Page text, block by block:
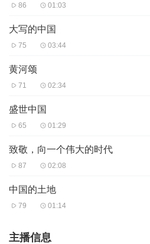
86 01:03
大写的中国
75 03:44
黄河颂
71 02:34
盛世中国
65 01:29
致敬，向一个伟大的时代
87 02:08
中国的土地
79 01:14
主播信息